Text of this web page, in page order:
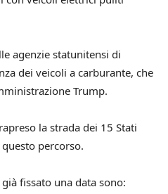
agenzie statunitensi di
dei veicoli a carburante, che
Trump.
la strada dei 15 Stati
percorso.
fissato una data sono: